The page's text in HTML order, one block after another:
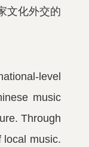
文化外交的
level
music
Through
local music.